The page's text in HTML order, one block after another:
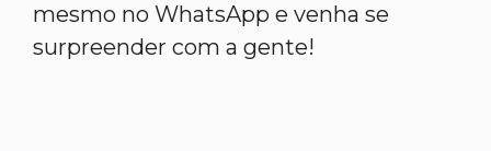
mesmo no WhatsApp e venha se
surpreender com a gente!